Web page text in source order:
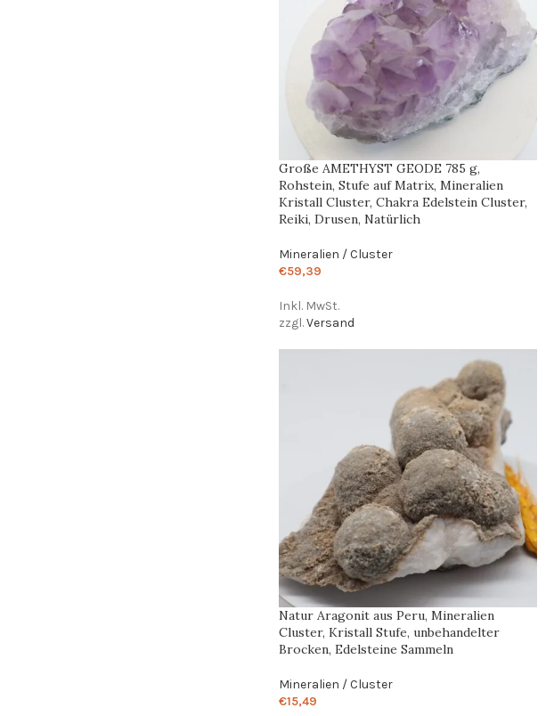
Große AMETHYST GEODE 785 g,
Rohstein, Stufe auf Matrix, Mineralien
Kristall Cluster, Chakra Edelstein Cluster,
Reiki, Drusen, Natürlich
Mineralien / Cluster
€59,39
Inkl. MwSt.
zzgl.Versand
Natur Aragonit aus Peru, Mineralien
Cluster, Kristall Stufe, unbehandelter
Brocken, Edelsteine Sammeln
Mineralien / Cluster
€15,49